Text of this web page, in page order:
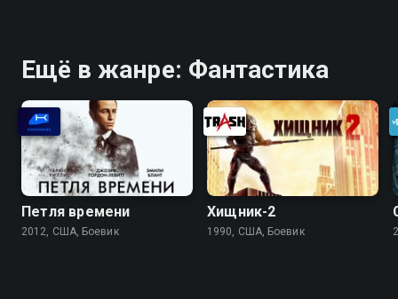
Ещё в жанре: Фантастика
Петля времени
2012, США, Боевик
Хищник-2
1990, США, Боевик